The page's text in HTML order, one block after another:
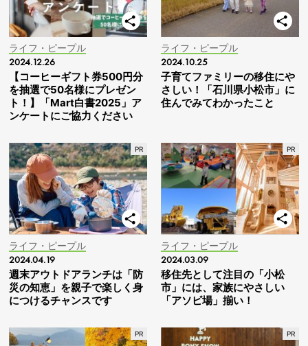
ライフ・ピープル
2024.12.26
【コーヒーギフト券500円分
を抽選で50名様にプレゼン
ト！】「Mart白書2025」ア
ンケートにご協力ください
ライフ・ピープル
2024.10.25
子育てファミリーの移住にや
さしい！「石川県小松市」に
住んでみてわかったこと
ライフ・ピープル
2024.04.19
週末アウトドアランチは「防
災の知恵」を親子で楽しく身
につけるチャンスです
ライフ・ピープル
2024.03.09
移住先として注目の「小松
市」には、家族にやさしい
「アソビ場」揃い！